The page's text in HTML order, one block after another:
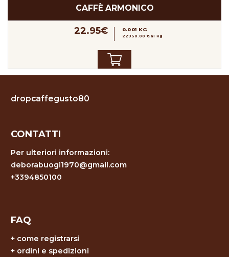
CAFFÈ ARMONICO
22.95€ 0.001 KG
22950.00 € al Kg
dropcaffegusto80
CONTATTI
Per ulteriori informazioni:
deborabuogi1970@gmail.com
+3394850100
FAQ
+ come registrarsi
+ ordini e spedizioni